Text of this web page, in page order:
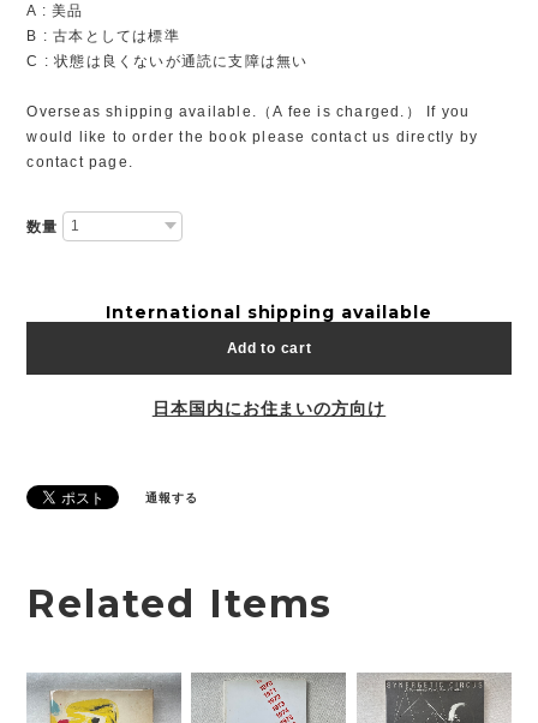
A : 美品
B : 古本としては標準
C : 状態は良くないが通読に支障は無い
Overseas shipping available.（A fee is charged.） If you
would like to order the book please contact us directly by
contact page.
数量
International shipping available
Add to cart
日本国内にお住まいの方向け
通報する
Related Items